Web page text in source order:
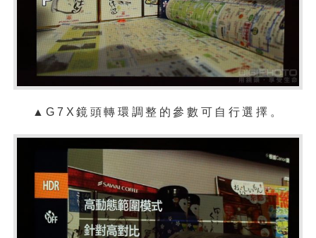
▲G7X鏡頭轉環調整的參數可自行選擇。